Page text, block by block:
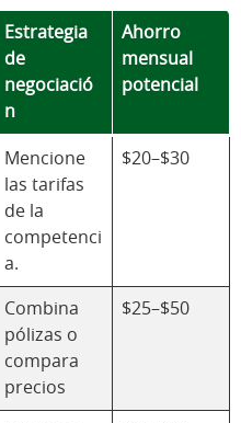
Estrategia
de
negociació
n
Ahorro
mensual
potencial
Mencione
las tarifas
de la
competenci
a.
$20–$30
Combina
pólizas o
compara
precios
$25–$50